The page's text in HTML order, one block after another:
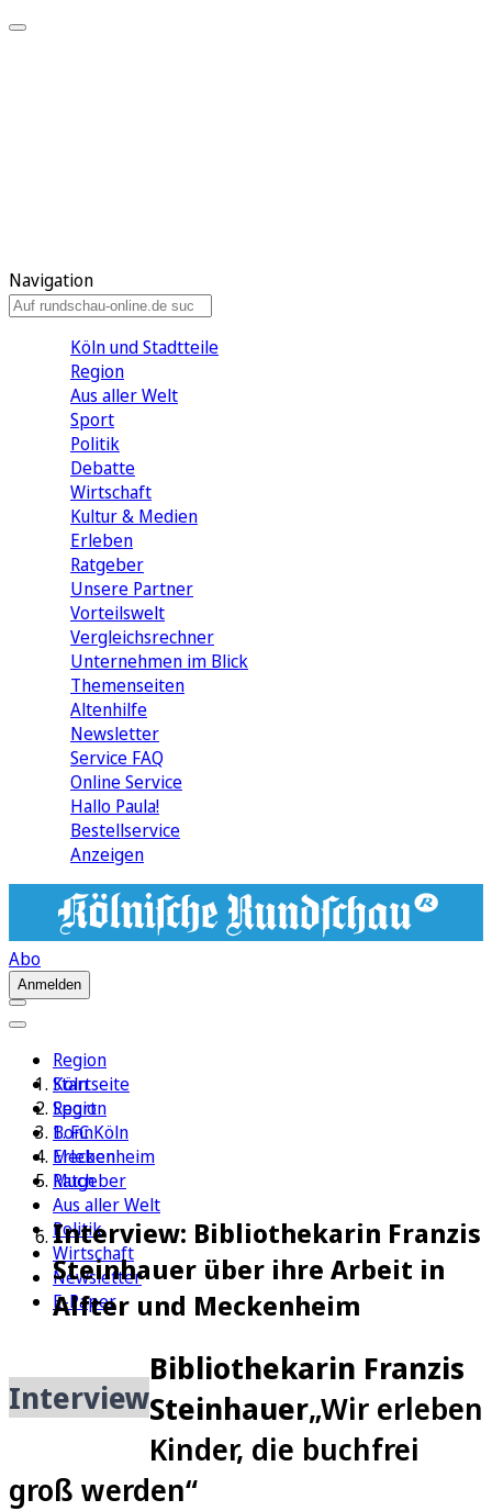
Navigation
Köln und Stadtteile
Region
Aus aller Welt
Sport
Politik
Debatte
Wirtschaft
Kultur & Medien
Erleben
Ratgeber
Unsere Partner
Vorteilswelt
Vergleichsrechner
Unternehmen im Blick
Themenseiten
Altenhilfe
Newsletter
Service FAQ
Online Service
Hallo Paula!
Bestellservice
Anzeigen
Abo
Anmelden
Region
Köln
Sport
1. FC Köln
Erleben
Ratgeber
Aus aller Welt
Politik
Wirtschaft
Newsletter
E-Paper
Startseite
Region
Bonn
Meckenheim
Much
Interview: Bibliothekarin Franzis
Steinhauer über ihre Arbeit in
Alfter und Meckenheim
Interview
Bibliothekarin Franzis
Steinhauer„Wir erleben
Kinder, die buchfrei
groß werden“